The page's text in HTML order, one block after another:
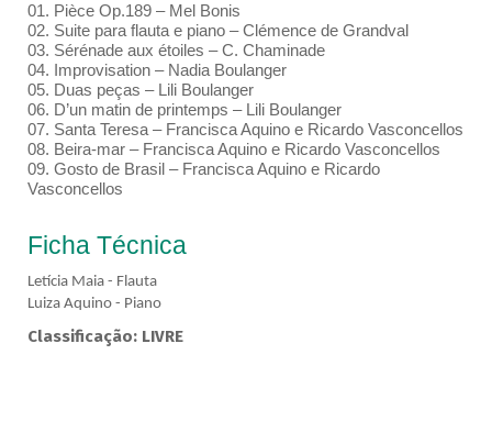
01. Pièce Op.189 – Mel Bonis
02. Suite para flauta e piano – Clémence de Grandval
03. Sérénade aux étoiles – C. Chaminade
04. Improvisation – Nadia Boulanger
05. Duas peças – Lili Boulanger
06. D’un matin de printemps – Lili Boulanger
07. Santa Teresa – Francisca Aquino e Ricardo Vasconcellos
08. Beira-mar – Francisca Aquino e Ricardo Vasconcellos
09. Gosto de Brasil – Francisca Aquino e Ricardo
Vasconcellos
Ficha Técnica
Letícia Maia - Flauta
Luiza Aquino - Piano
Classificação: LIVRE